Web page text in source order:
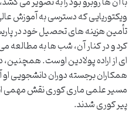
ویکتوریایی که دسترسی به آموزش
تأمین هزینه های تحصیل خود در
کرد و در کنار آن، شب ها به مطالعه
ای از اراده پولادین اوست.
همکاران برجسته دوران دانشجویی
مسیر علمی ماری کوری نقش مهمی
پیر کوری شدند.